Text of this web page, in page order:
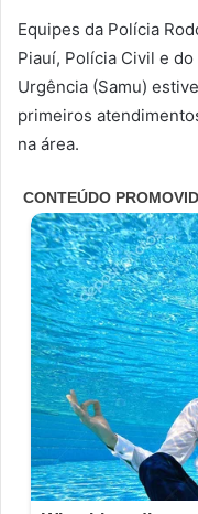
Equipes da Polícia
Piauí, Polícia Civil e
Urgência (Samu)
primeiros
na área.